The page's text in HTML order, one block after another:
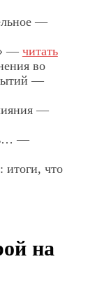
—
— читать
во
—
—
—
итоги, что
на